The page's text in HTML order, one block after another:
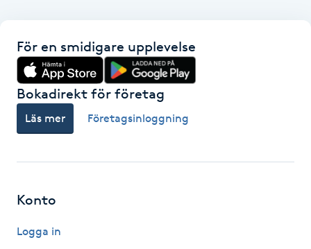
Huduppstramning
Hudvård
Hyaluronsyra
Hyperhidros
Hypnos
Hårborttagning
För en smidigare upplevelse
Bokadirekt för företag
Läs mer Företagsinloggning
Konto
Logga in